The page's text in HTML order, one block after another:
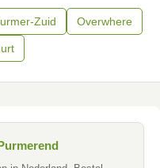
Zuid Overwhere